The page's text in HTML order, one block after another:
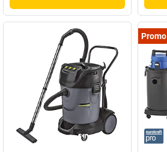
Promo